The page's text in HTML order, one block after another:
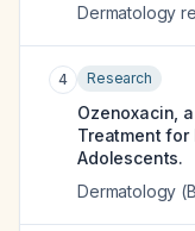
Dermatology
4 Research
Ozenoxacin,
Treatment for
Adolescents.
Dermatology